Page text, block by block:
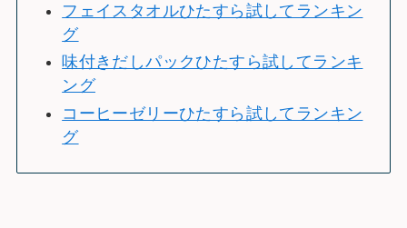
フェイスタオルひたすら試してランキン
グ
味付きだしパックひたすら試してランキ
ング
コーヒーゼリーひたすら試してランキン
グ